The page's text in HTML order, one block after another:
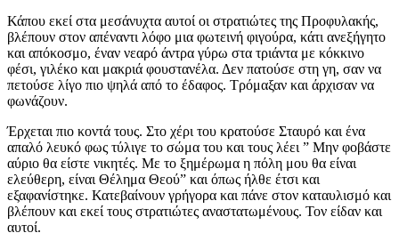
Κάπου εκεί στα μεσάνυχτα αυτοί οι στρατιώτες της Προφυλακής,
βλέπουν στον απέναντι λόφο μια φωτεινή φιγούρα, κάτι ανεξήγητο
και απόκοσμο, έναν νεαρό άντρα γύρω στα τριάντα με κόκκινο
φέσι, γιλέκο και μακριά φουστανέλα. Δεν πατούσε στη γη, σαν να
πετούσε λίγο πιο ψηλά από το έδαφος. Τρόμαξαν και άρχισαν να
φωνάζουν.
Έρχεται πιο κοντά τους. Στο χέρι του κρατούσε Σταυρό και ένα
απαλό λευκό φως τύλιγε το σώμα του και τους λέει ” Μην φοβάστε
αύριο θα είστε νικητές. Με το ξημέρωμα η πόλη μου θα είναι
ελεύθερη, είναι Θέλημα Θεού” και όπως ήλθε έτσι και
εξαφανίστηκε. Κατεβαίνουν γρήγορα και πάνε στον καταυλισμό και
βλέπουν και εκεί τους στρατιώτες αναστατωμένους. Τον είδαν και
αυτοί.